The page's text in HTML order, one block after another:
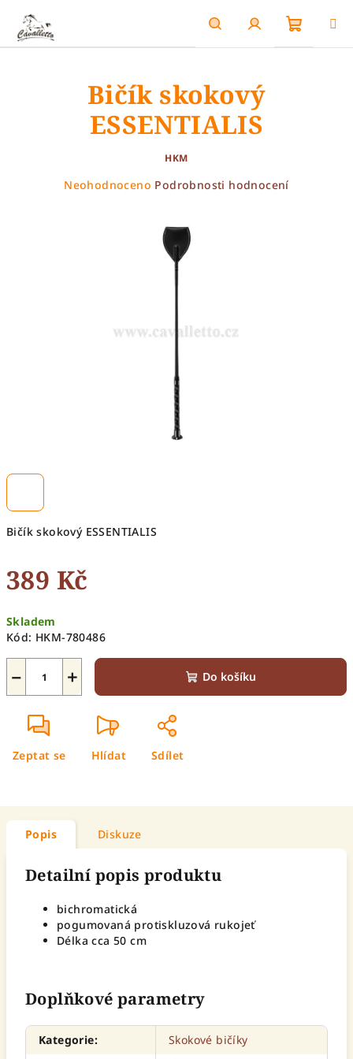
obsah
HledatPřihlášení
Bičík skokový ESSENTIALIS
389 Kč
cena:
Skladem
Kód: HKM-780486
+
− Do košíku
Zeptat se Hlídat Sdílet
Bičík skokový
ESSENTIALIS
HKM
Průměrné
Neohodnoceno Podrobnosti hodnocení
Popis Diskuze
Detailní popis produktu
bichromatická
pogumovaná protiskluzová rukojeť
Délka cca 50 cm
Doplňkové parametry
Kategorie:
Skokové bičíky